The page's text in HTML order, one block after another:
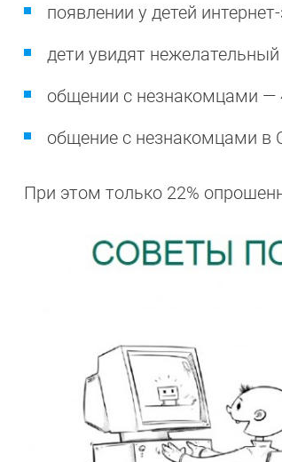
появлении у детей
дети увидят
общении с незнакомцами —
общение с незнакомцами в
При этом только 22%